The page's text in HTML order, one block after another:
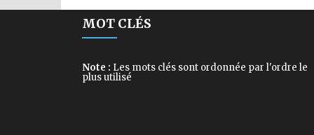
MOT CLÉS
Note : Les mots clés sont ordonnée par l'ordre le
plus utilisé